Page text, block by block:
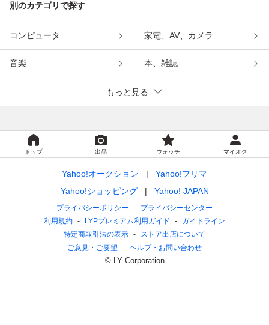
別のカテゴリで探す
コンピュータ 家電、AV、カメラ
音楽 本、雑誌
もっと見る
トップ 出品 ウォッチ マイオク
Yahoo!オークション
Yahoo!フリマ
Yahoo!ショッピング
Yahoo! JAPAN
プライバシーポリシー
プライバシーセンター
利用規約
LYPプレミアム利用ガイド
ガイドライン
特定商取引法の表示
ストア出店について
ご意見・ご要望
ヘルプ・お問い合わせ
© LY Corporation